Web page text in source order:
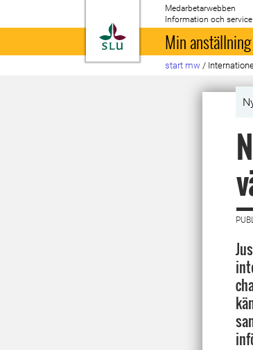
Till startsida
Medarbetarwebben
Information och
Min anställning
start mw /